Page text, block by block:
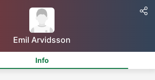
Emil Arvidsson
Info